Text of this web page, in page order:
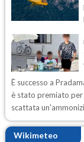
È successo a
è stato premiato
scattata
Wikimeteo